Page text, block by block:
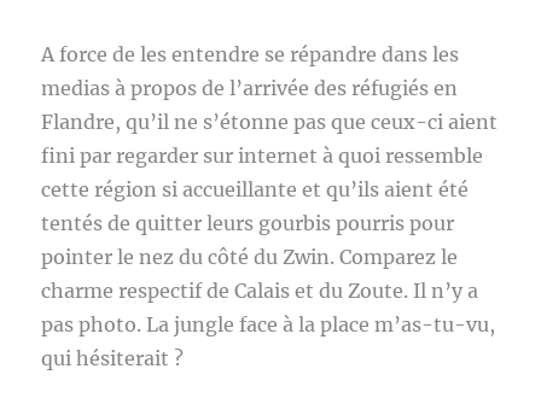
A force de les entendre se répandre dans les
medias à propos de l’arrivée des réfugiés en
Flandre, qu’il ne s’étonne pas que ceux-ci aient
fini par regarder sur internet à quoi ressemble
cette région si accueillante et qu’ils aient été
tentés de quitter leurs gourbis pourris pour
pointer le nez du côté du Zwin. Comparez le
charme respectif de Calais et du Zoute. Il n’y a
pas photo. La jungle face à la place m’as-tu-vu,
qui hésiterait ?